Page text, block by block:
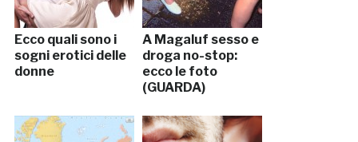
Ecco quali sono i
sogni erotici delle
donne
A Magaluf sesso e
droga no-stop:
ecco le foto
(GUARDA)